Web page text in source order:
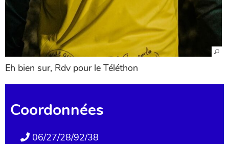
Eh bien sur, Rdv pour le Téléthon
Coordonnées
06/27/28/92/38